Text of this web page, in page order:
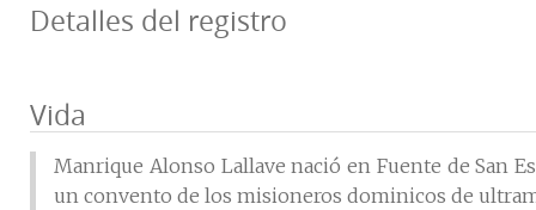
Detalles del registro
Vida
Manrique Alonso Lallave nació en Fuente de San
un convento de los misioneros dominicos de